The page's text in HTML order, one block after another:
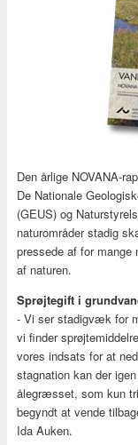
Den årlige NOVANA-
De Nationale
(GEUS) og
naturområder stadig
pressede af for
af naturen.
Sprøjtegift i
- Vi ser stadigvæk for
vi finder
vores indsats for at
stagnation kan der
ålegræsset, som kun
begyndt at vende
Ida Auken.